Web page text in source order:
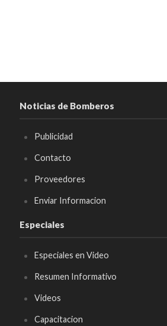
Noticias de Bomberos
Publicidad
Contacto
Proveedores
Enviar Informacion
Especiales
Especiales en Video
Resumen Informativo
Videos
Capacitacion